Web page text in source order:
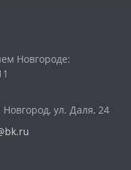
Новгороде:
ул. Даля, 24